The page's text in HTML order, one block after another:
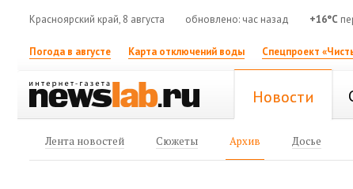
Красноярский край, 8 августа обновлено: час назад +16°C
Погода в августе Карта отключений воды Спецпроект
Новости
Лента новостей Сюжеты Архив Досье